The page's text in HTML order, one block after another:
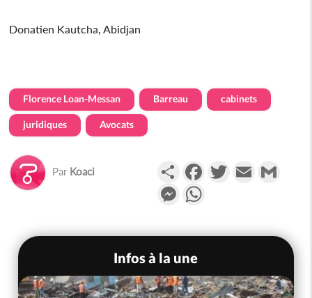
Donatien Kautcha, Abidjan
Florence Loan-Messan Barreau cabinets
juridiques Avocats
Par Koaci PartagerFacebookTwitterEmail
Messenger
Infos à la une